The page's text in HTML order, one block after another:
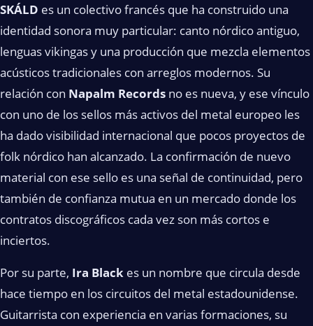
SKÁLD es un colectivo francés que ha construido una
identidad sonora muy particular: canto nórdico antiguo,
lenguas vikingas y una producción que mezcla elementos
acústicos tradicionales con arreglos modernos. Su
relación con Napalm Records no es nueva, y ese vínculo
con uno de los sellos más activos del metal europeo les
ha dado visibilidad internacional que pocos proyectos de
folk nórdico han alcanzado. La confirmación de nuevo
material con ese sello es una señal de continuidad, pero
también de confianza mutua en un mercado donde los
contratos discográficos cada vez son más cortos e
inciertos.
Por su parte, Ira Black es un nombre que circula desde
hace tiempo en los circuitos del metal estadounidense.
Guitarrista con experiencia en varias formaciones, su